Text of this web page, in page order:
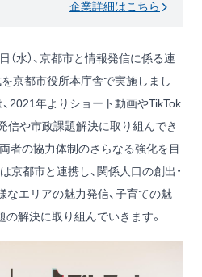
企業詳細はこちら
水）、京都市と情報発信に係る連
京都市役所本庁舎で実施しまし
2021年よりショート動画やTikTok
信や市政課題解決に取り組んでき
者の協力体制のさらなる強化を目
京都市と連携し、関係人口の創出・
なエリアの魅力発信、子育ての魅
解決に取り組んでいきます。